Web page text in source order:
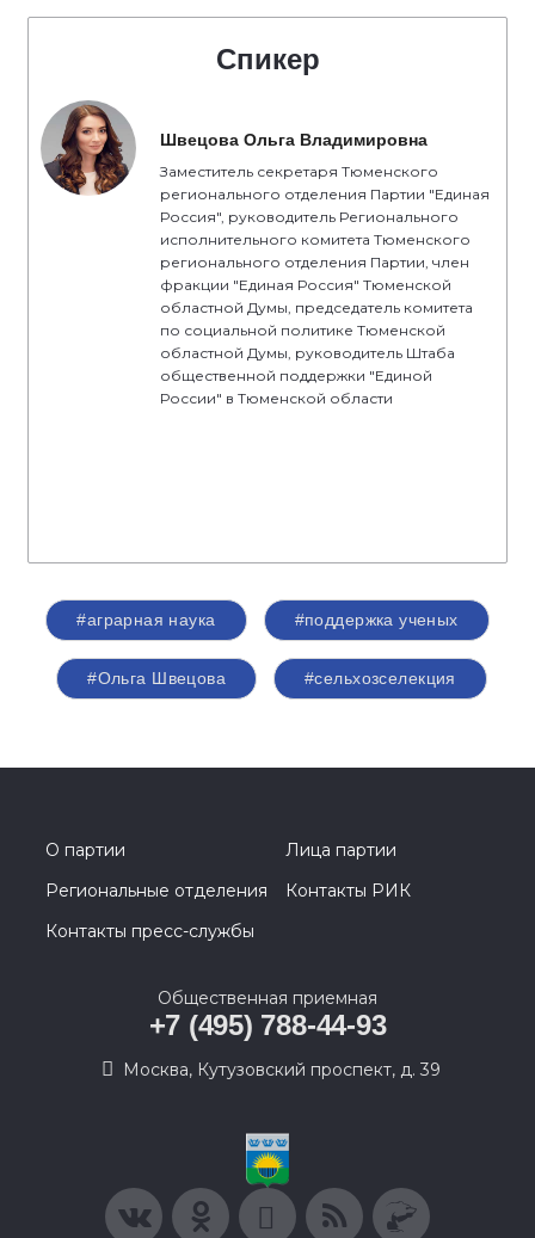
Спикер
Швецова Ольга Владимировна
Заместитель секретаря Тюменского
регионального отделения Партии "Единая
Россия", руководитель Регионального
исполнительного комитета Тюменского
регионального отделения Партии, член
фракции "Единая Россия" Тюменской
областной Думы, председатель комитета
по социальной политике Тюменской
областной Думы, руководитель Штаба
общественной поддержки "Единой
России" в Тюменской области
#аграрная наука #поддержка ученых
#Ольга Швецова #сельхозселекция
О партии
Лица партии
Региональные отделения
Контакты РИК
Контакты пресс-службы
Общественная приемная
+7 (495) 788-44-93
Москва, Кутузовский проспект, д. 39